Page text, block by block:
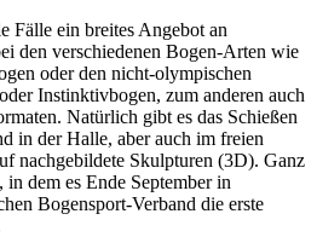
Fälle ein breites Angebot an
den verschiedenen Bogen-Arten wie
oder den nicht-olympischen
Instinktivbogen, zum anderen auch
Natürlich gibt es das Schießen
in der Halle, aber auch im freien
nachgebildete Skulpturen (3D). Ganz
dem es Ende September in
Bogensport-Verband die erste